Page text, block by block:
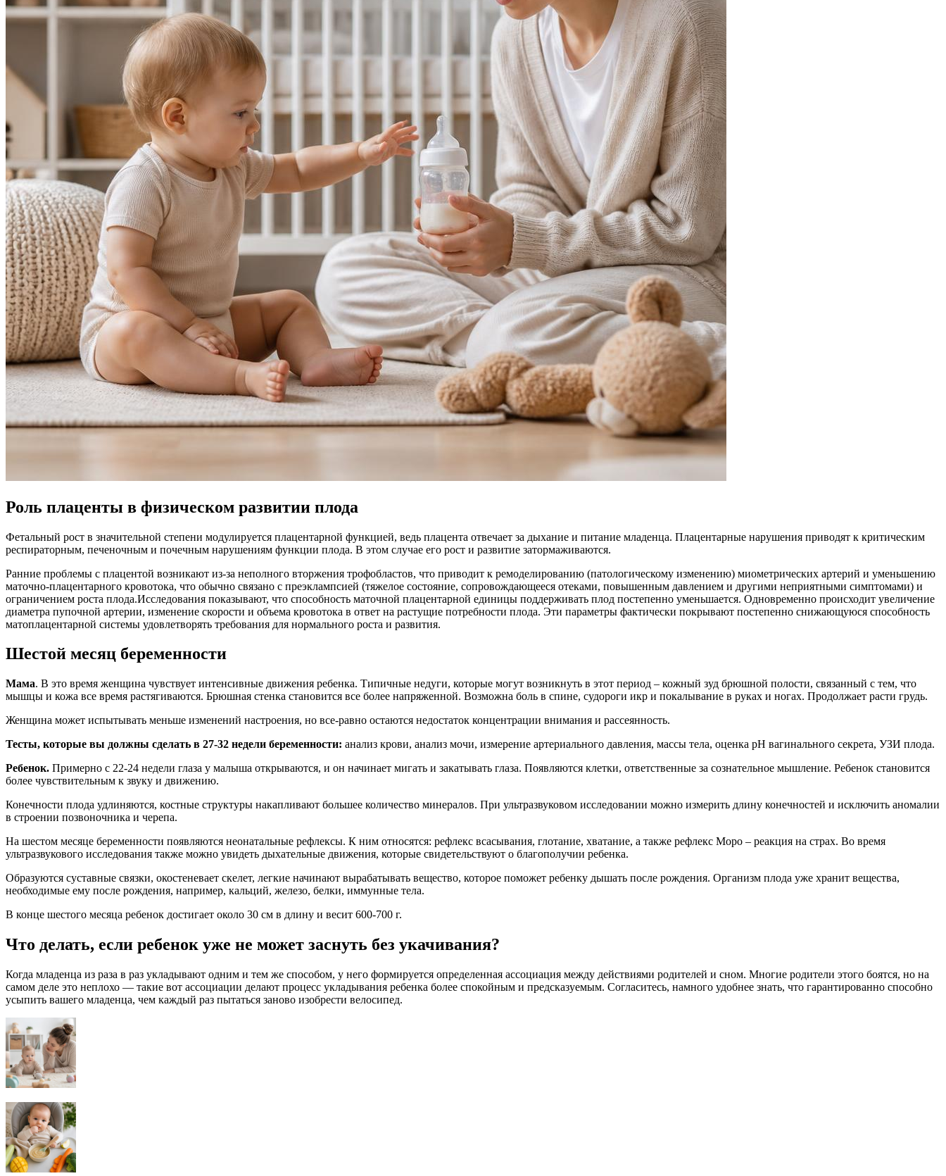
Роль плаценты в физическом развитии плода
Фетальный рост в значительной степени модулируется плацентарной функцией, ведь плацента отвечает за дыхание и питание младенца. Плацентарные нарушения приводят к критическим
респираторным, печеночным и почечным нарушениям функции плода. В этом случае его рост и развитие затормаживаются.
Ранние проблемы с плацентой возникают из-за неполного вторжения трофобластов, что приводит к ремоделированию (патологическому изменению) миометрических артерий и уменьшению
маточно-плацентарного кровотока, что обычно связано с преэклампсией (тяжелое состояние, сопровождающееся отеками, повышенным давлением и другими неприятными симптомами) и
ограничением роста плода.Исследования показывают, что способность маточной плацентарной единицы поддерживать плод постепенно уменьшается. Одновременно происходит увеличение
диаметра пупочной артерии, изменение скорости и объема кровотока в ответ на растущие потребности плода. Эти параметры фактически покрывают постепенно снижающуюся способность
матоплацентарной системы удовлетворять требования для нормального роста и развития.
Шестой месяц беременности
Мама. В это время женщина чувствует интенсивные движения ребенка. Типичные недуги, которые могут возникнуть в этот период – кожный зуд брюшной полости, связанный с тем, что
мышцы и кожа все время растягиваются. Брюшная стенка становится все более напряженной. Возможна боль в спине, судороги икр и покалывание в руках и ногах. Продолжает расти грудь.
Женщина может испытывать меньше изменений настроения, но все-равно остаются недостаток концентрации внимания и рассеянность.
Тесты, которые вы должны сделать в 27-32 недели беременности: анализ крови, анализ мочи, измерение артериального давления, массы тела, оценка рН вагинального секрета, УЗИ плода.
Ребенок. Примерно с 22-24 недели глаза у малыша открываются, и он начинает мигать и закатывать глаза. Появляются клетки, ответственные за сознательное мышление. Ребенок становится
более чувствительным к звуку и движению.
Конечности плода удлиняются, костные структуры накапливают большее количество минералов. При ультразвуковом исследовании можно измерить длину конечностей и исключить аномалии
в строении позвоночника и черепа.
На шестом месяце беременности появляются неонатальные рефлексы. К ним относятся: рефлекс всасывания, глотание, хватание, а также рефлекс Моро – реакция на страх. Во время
ультразвукового исследования также можно увидеть дыхательные движения, которые свидетельствуют о благополучии ребенка.
Образуются суставные связки, окостеневает скелет, легкие начинают вырабатывать вещество, которое поможет ребенку дышать после рождения. Организм плода уже хранит вещества,
необходимые ему после рождения, например, кальций, железо, белки, иммунные тела.
В конце шестого месяца ребенок достигает около 30 см в длину и весит 600-700 г.
Что делать, если ребенок уже не может заснуть без укачивания?
Когда младенца из раза в раз укладывают одним и тем же способом, у него формируется определенная ассоциация между действиями родителей и сном. Многие родители этого боятся, но на
самом деле это неплохо — такие вот ассоциации делают процесс укладывания ребенка более спокойным и предсказуемым. Согласитесь, намного удобнее знать, что гарантированно способно
усыпить вашего младенца, чем каждый раз пытаться заново изобрести велосипед.